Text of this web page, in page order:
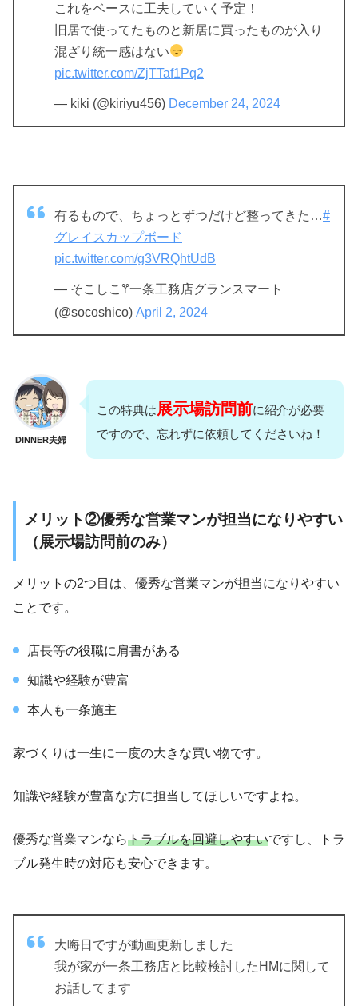
これをベースに工夫していく予定！
旧居で使ってたものと新居に買ったものが入り
混ざり統一感はない
pic.twitter.com/ZjTTaf1Pq2
— kiki (@kiriyu456) December 24, 2024
有るもので、ちょっとずつだけど整ってきた…#
グレイスカップボード
pic.twitter.com/g3VRQhtUdB
— そこしこ𖦥一条工務店グランスマート
(@socoshico) April 2, 2024
DINNER夫婦
この特典は展示場訪問前に紹介が必要
ですので、忘れずに依頼してくださいね！
メリット②優秀な営業マンが担当になりやすい
（展示場訪問前のみ）
メリットの2つ目は、優秀な営業マンが担当になりやすい
ことです。
店長等の役職に肩書がある
知識や経験が豊富
本人も一条施主
家づくりは一生に一度の大きな買い物です。
知識や経験が豊富な方に担当してほしいですよね。
優秀な営業マンならトラブルを回避しやすいですし、トラ
ブル発生時の対応も安心できます。
大晦日ですが動画更新しました
我が家が一条工務店と比較検討したHMに関して
お話してます